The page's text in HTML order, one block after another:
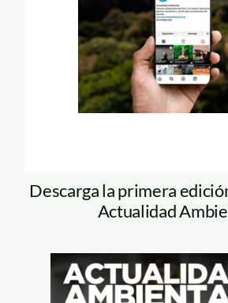
Descarga la primera
Actualidad